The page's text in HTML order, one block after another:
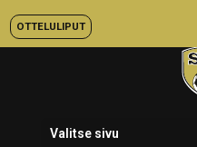
OTTELULIPUT
Valitse sivu